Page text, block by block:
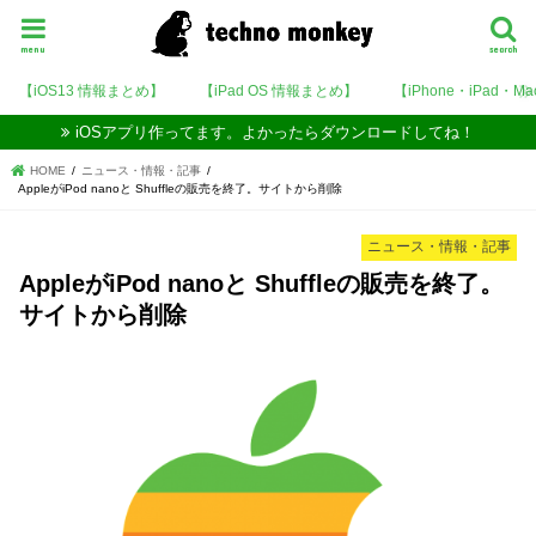
search
menu
【iOS13 情報まとめ】 【iPad OS 情報まとめ】 【iPhone・iPad・
iOSアプリ作ってます。よかったらダウンロードしてね！
HOME
ニュース・情報・記事
AppleがiPod nanoと Shuffleの販売を終了。サイトから削除
ニュース・情報・記事
AppleがiPod nanoと Shuffleの販売を終了。
サイトから削除